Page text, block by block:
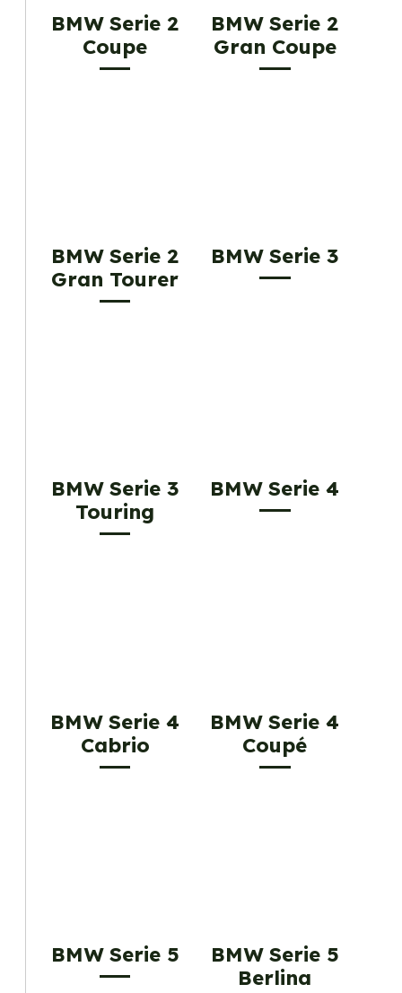
BMW Serie 2
Coupe
BMW Serie 2
Gran Coupe
BMW Serie 2
Gran Tourer
BMW Serie 3
BMW Serie 3
Touring
BMW Serie 4
BMW Serie 4
Cabrio
BMW Serie 4
Coupé
BMW Serie 5
BMW Serie 5
Berlina